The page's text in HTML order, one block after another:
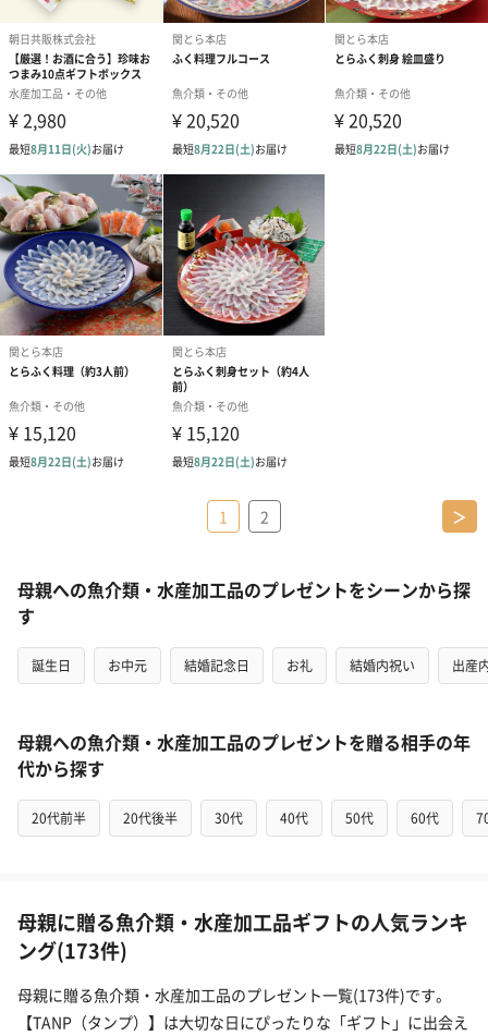
1 2 ＞
母親への魚介類・水産加工品のプレゼントをシーンから探
す
誕生日 お中元 結婚記念日 お礼 結婚内祝い 出産
母親への魚介類・水産加工品のプレゼントを贈る相手の年
代から探す
20代前半 20代後半 30代 40代 50代 60代
母親に贈る魚介類・水産加工品ギフトの人気ランキ
ング(173件)
母親に贈る魚介類・水産加工品のプレゼント一覧(173件)です。
【TANP（タンプ）】は大切な日にぴったりな「ギフト」に出会え